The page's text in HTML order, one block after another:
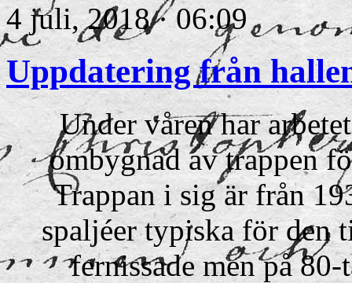
4 juli, 2018 · 06:09
Uppdatering från
Under våren har
ombygnad av trappen
Trappan i sig är från
spaljéer typiska för den
fernissade men på